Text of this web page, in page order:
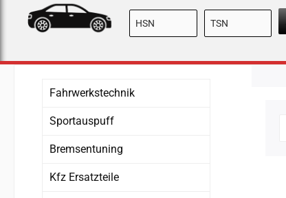
Fahrwerkstechnik
Sportauspuff
Bremsentuning
Kfz Ersatzteile